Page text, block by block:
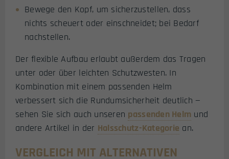
Bewege den Kopf, um sicherzustellen, dass
nichts scheuert oder einschneidet; bei Bedarf
nachstellen.
Der flexible Aufbau erlaubt außerdem das Tragen
unter oder über leichten Schutzwesten. In
Kombination mit einem passenden Helm
verbessert sich die Rundumsicherheit deutlich —
sehen Sie sich auch unseren passenden Helm und
andere Artikel in der Halsschutz-Kategorie an.
VERGLEICH MIT ALTERNATIVEN